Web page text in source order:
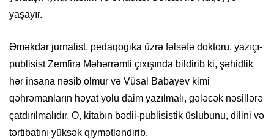
yaşayır.
Əməkdar jurnalist, pedaqogika üzrə fəlsəfə doktoru, yazıçı-
publisist Zemfira Məhərrəmli çıxışında bildirib ki, şəhidlik
hər insana nəsib olmur və Vüsal Babayev kimi
qəhrəmanların həyat yolu daim yazılmalı, gələcək nəsillərə
çatdırılmalıdır. O, kitabın bədii-publisistik üslubunu, dilini və
tərtibatını yüksək qiymətləndirib.